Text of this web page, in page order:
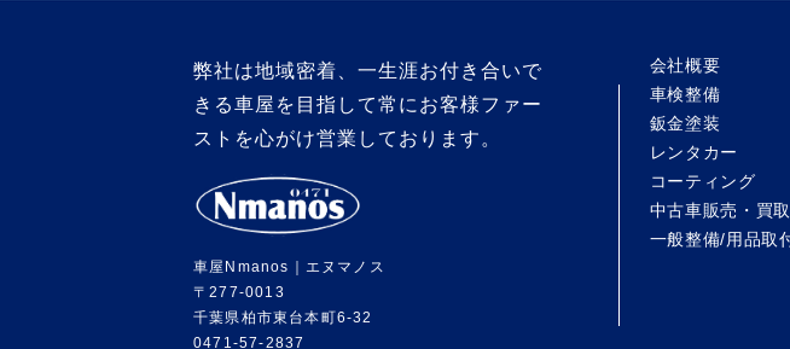
弊社は地域密着、一生涯お付き合いで
きる車屋を目指して常にお客様ファー
ストを心がけ営業しております。
車屋Nmanos｜エヌマノス
〒277-0013
千葉県柏市東台本町6-32
0471-57-2837
会社概要
車検整備
鈑金塗装
レンタカー
コーティング
中古車販売・買取
一般整備/用品取